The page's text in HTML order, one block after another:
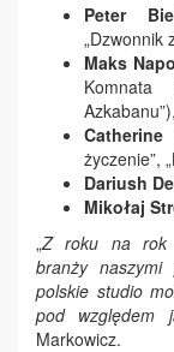
Peter
„Dzwonnik
Maks
Azkabanu”),
życzenie”,
Dariush
Mikołaj
„Z roku na rok
branży naszymi
polskie studio
pod względem
Markowicz.